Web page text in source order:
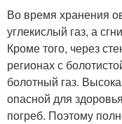
Во время хранения
углекислый газ, а
Кроме того, через
регионах с
болотный газ.
опасной для
погреб. Поэтому